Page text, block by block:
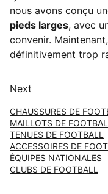
nous avons conçu
pieds larges, avec
convenir.
définitivement trop
Next
CHAUSSURES DE
MAILLOTS DE
TENUES DE FOOTBALL
ACCESSOIRES DE
ÉQUIPES NATIONALES
CLUBS DE FOOTBALL